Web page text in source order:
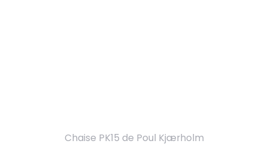
Chaise PK15 de Poul Kjærholm